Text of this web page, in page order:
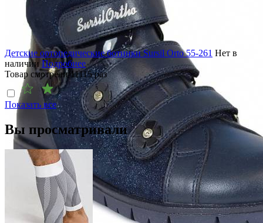
Детские ортопедические ботинки Sursil Orto 55-261 Нет в
наличии Подробнее
Товар смотрели11115раз
Показать все
Вы просматривали